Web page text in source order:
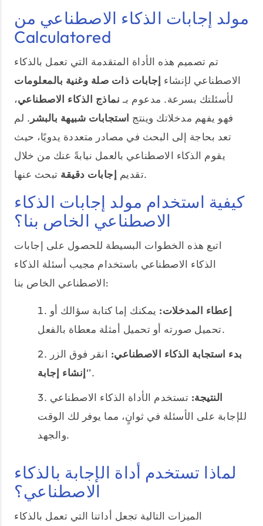
مولد إجابات الذكاء الاصطناعي من
Calculatored
تم تصميم هذه الأداة المتقدمة التي تعمل بالذكاء
الاصطناعي لإنشاء إجابات ذات صلة وغنية بالمعلومات
لأسئلتك بسرعة. مدعوم بـ نماذج الذكاء الاصطناعي،
فهو يفهم مدخلاتك وينتج استجابات شبيهة بالبشر . لم
تعد بحاجة إلى البحث في مصادر متعددة يدويًا، حيث
يقوم الذكاء الاصطناعي بالعمل نيابةً عنك من خلال
تقديم إجابات دقيقة تبحث عنها.
كيفية استخدام مولد إجابات الذكاء
الاصطناعي الخاص بنا؟
اتبع هذه الخطوات البسيطة للحصول على إجابات
الذكاء الاصطناعي باستخدام مجيب أسئلة الذكاء
الاصطناعي الخاص بنا:
إعطاء المدخلات: يمكنك إما كتابة سؤالك أو
تحميل صورته أو تحميل أمثلة معطاة بالفعل.
بدء استجابة الذكاء الاصطناعي: انقر فوق الزر
‘إنشاء إجابة ’.
النتيجة: تستخدم الأداة الذكاء الاصطناعي
للإجابة على الأسئلة في ثوانٍ، مما يوفر لك الوقت
والجهد.
لماذا تستخدم أداة الإجابة بالذكاء
الاصطناعي؟
الميزات التالية تجعل أداتنا التي تعمل بالذكاء